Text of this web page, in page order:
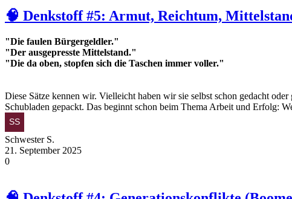
🧠 Denkstoff #5: Armut, Reichtum,
"Die faulen Bürgergeldler."
"Der ausgepresste Mittelstand."
"Die da oben, stopfen sich die Taschen immer voller."
Diese Sätze kennen wir. Vielleicht haben wir sie selbst schon gedacht
Schubladen gepackt. Das beginnt schon beim Thema Arbeit und Erfolg:
Schwester S.
21. September 2025
0